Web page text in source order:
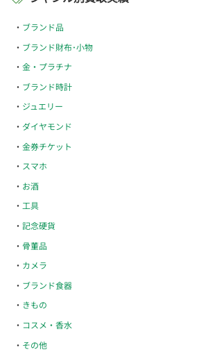
ブランド品
ブランド財布･小物
金・プラチナ
ブランド時計
ジュエリー
ダイヤモンド
金券チケット
スマホ
お酒
工具
記念硬貨
骨董品
カメラ
ブランド食器
きもの
コスメ・香水
その他